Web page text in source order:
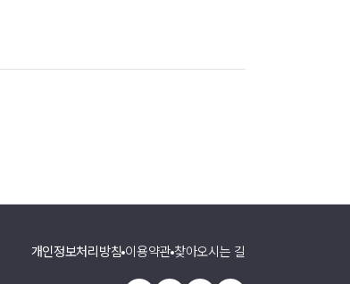
개인정보처리방침 이용약관 찾아오시는 길